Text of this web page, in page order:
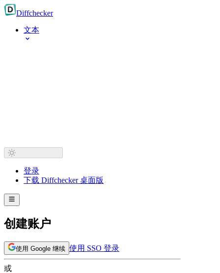
Diffchecker
文本
登录
下载 Diffchecker 桌面版
创建账户
使用 Google 继续 使用 SSO 登录
或